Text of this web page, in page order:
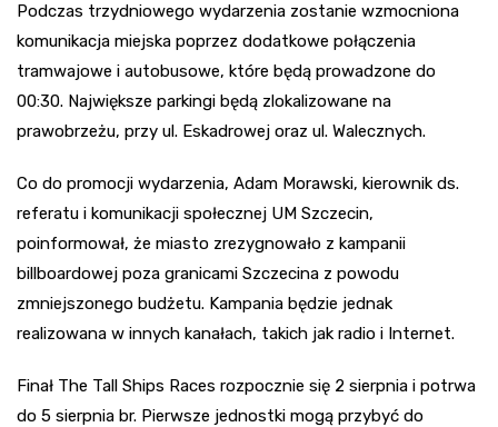
Podczas trzydniowego wydarzenia zostanie wzmocniona
komunikacja miejska poprzez dodatkowe połączenia
tramwajowe i autobusowe, które będą prowadzone do
00:30. Największe parkingi będą zlokalizowane na
prawobrzeżu, przy ul. Eskadrowej oraz ul. Walecznych.
Co do promocji wydarzenia, Adam Morawski, kierownik ds.
referatu i komunikacji społecznej UM Szczecin,
poinformował, że miasto zrezygnowało z kampanii
billboardowej poza granicami Szczecina z powodu
zmniejszonego budżetu. Kampania będzie jednak
realizowana w innych kanałach, takich jak radio i Internet.
Finał The Tall Ships Races rozpocznie się 2 sierpnia i potrwa
do 5 sierpnia br. Pierwsze jednostki mogą przybyć do